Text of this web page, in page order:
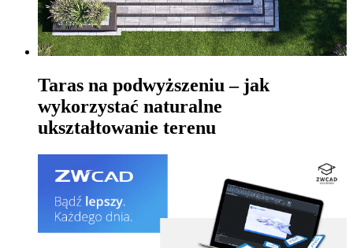
Taras na podwyższeniu – jak
wykorzystać naturalne
ukształtowanie terenu